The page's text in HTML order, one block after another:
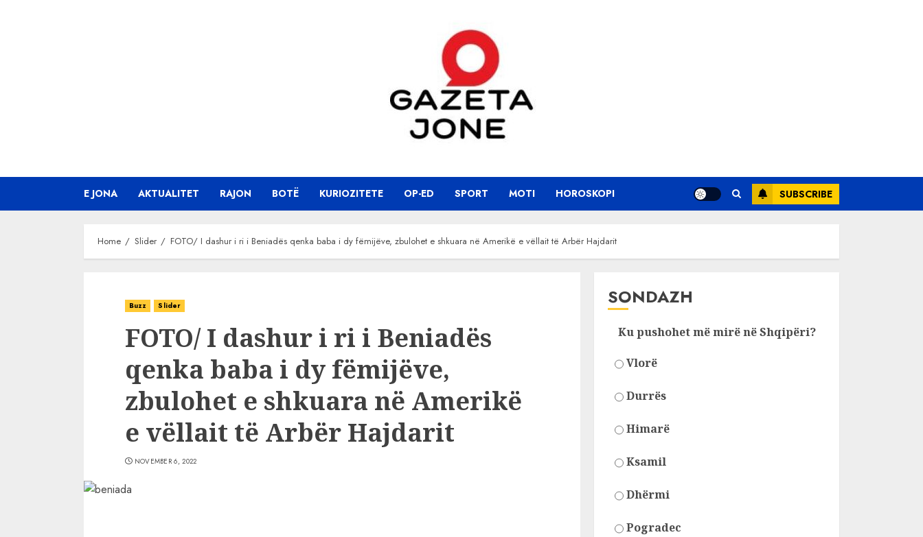
E JONA AKTUALITET RAJON BOTË KURIOZITETE OP-ED SPORT MOTI HOROSKOPI SUBSCRIBE
Home Slider FOTO/ I dashur i ri i Beniadës qenka baba i dy fëmijëve, zbulohet e shkuara në Amerikë e vëllait të Arbër Hajdarit
Buzz Slider
FOTO/ I dashur i ri i Beniadës
qenka baba i dy fëmijëve,
zbulohet e shkuara në Amerikë
e vëllait të Arbër Hajdarit
NOVEMBER 6, 2022
SONDAZH
Ku pushohet më mirë në Shqipëri?
Vlorë
Durrës
Himarë
Ksamil
Dhërmi
Pogradec